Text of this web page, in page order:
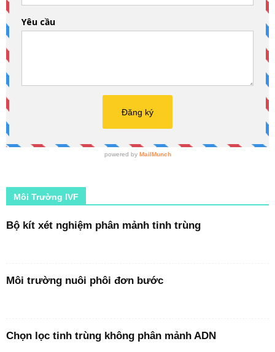
Môi Trường IVF
Bộ kít xét nghiệm phân mảnh tinh trùng
Môi trường nuôi phôi đơn bước
Chọn lọc tinh trùng không phân mảnh ADN